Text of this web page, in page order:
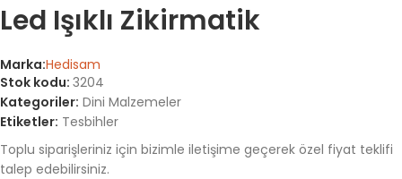
Led Işıklı Zikirmatik
Marka:Hedisam
Stok kodu: 3204
Kategoriler: Dini Malzemeler
Etiketler: Tesbihler
Toplu siparişleriniz için bizimle iletişime geçerek özel fiyat teklifi
talep edebilirsiniz.